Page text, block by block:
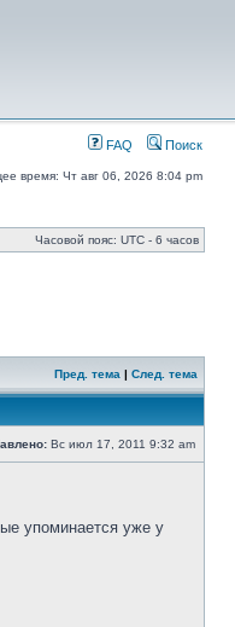
FAQ Поиск
время: Чт авг 06, 2026 8:04 pm
Часовой пояс: UTC - 6 часов
Пред. тема | След. тема
Вс июл 17, 2011 9:32 am
упоминается уже у